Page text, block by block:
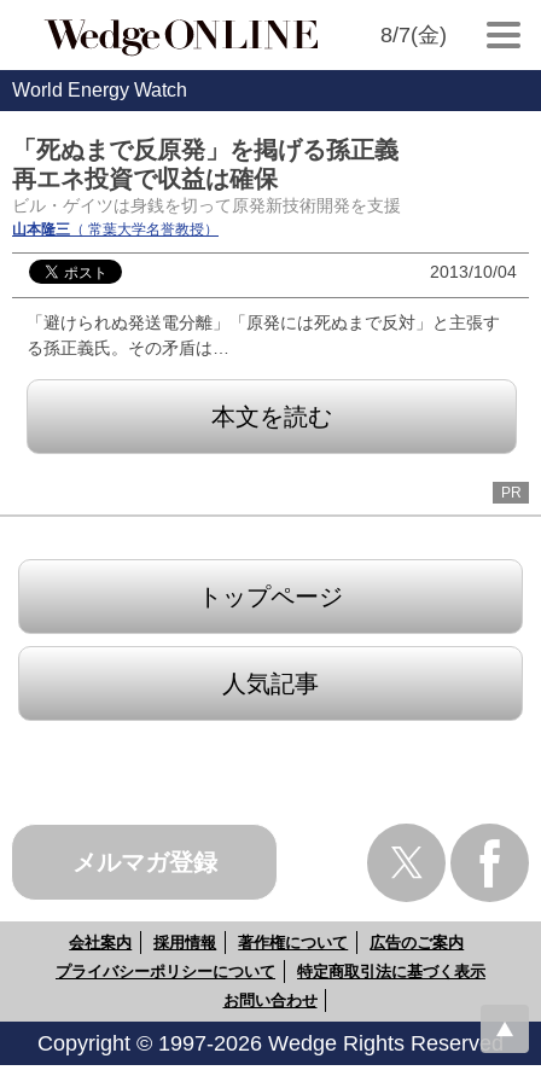
8/7(金)
World Energy Watch
「死ぬまで反原発」を掲げる孫正義
再エネ投資で収益は確保
ビル・ゲイツは身銭を切って原発新技術開発を支援
山本隆三 （ 常葉大学名誉教授）
2013/10/04
「避けられぬ発送電分離」「原発には死ぬまで反対」と主張す
る孫正義氏。その矛盾は…
本文を読む
PR
トップページ
人気記事
メルマガ登録
会社案内 採用情報 著作権について
広告のご案内
プライバシーポリシーについて
特定商取引法に基づく表示
お問い合わせ
Copyright © 1997-2026 Wedge Rights Reserved